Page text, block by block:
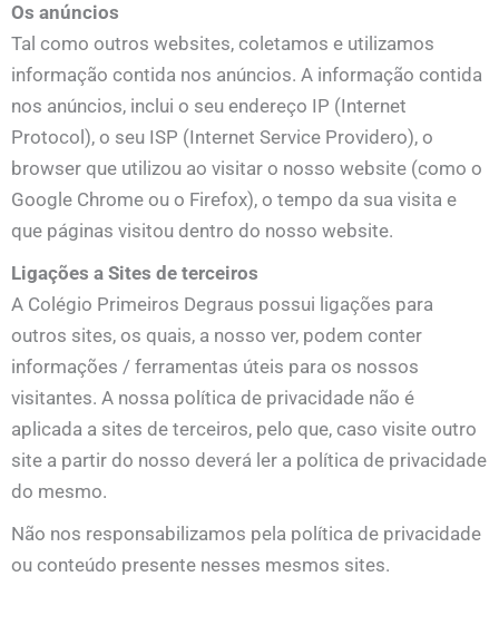
Os anúncios
Tal como outros websites, coletamos e utilizamos
informação contida nos anúncios. A informação contida
nos anúncios, inclui o seu endereço IP (Internet
Protocol), o seu ISP (Internet Service Providero), o
browser que utilizou ao visitar o nosso website (como o
Google Chrome ou o Firefox), o tempo da sua visita e
que páginas visitou dentro do nosso website.
Ligações a Sites de terceiros
A Colégio Primeiros Degraus possui ligações para
outros sites, os quais, a nosso ver, podem conter
informações / ferramentas úteis para os nossos
visitantes. A nossa política de privacidade não é
aplicada a sites de terceiros, pelo que, caso visite outro
site a partir do nosso deverá ler a política de privacidade
do mesmo.
Não nos responsabilizamos pela política de privacidade
ou conteúdo presente nesses mesmos sites.